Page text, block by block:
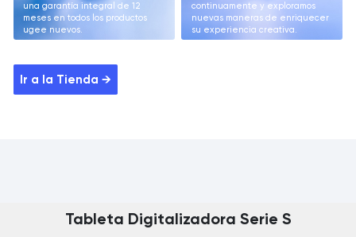
una garantía integral de 12
meses en todos los productos
ugee nuevos.
continuamente y exploramos
nuevas maneras de enriquecer
su experiencia creativa.
Ir a la Tienda →
Tableta Digitalizadora Serie S